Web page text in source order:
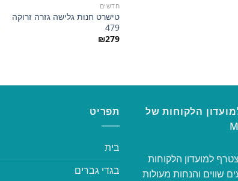
חדשים
טישרט חנות גלישה גזרה זרוקה
479
₪279
הלקוחות של
למועדון הלקוחות
שווים והנחות מעולות
תפריט
בית
בגדי גברים